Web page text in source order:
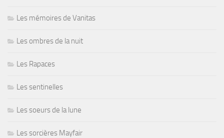
Les mémoires de Vanitas
Les ombres de la nuit
Les Rapaces
Les sentinelles
Les soeurs de la lune
Les sorcières Mayfair